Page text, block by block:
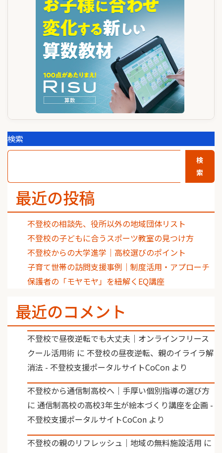
検索
検
索
最近の投稿
不登校の相談先、役所以外の地域団体リスト
不登校の子どもに合うスポーツ教室の見つけ方
不登校からの大学進学｜高校選びのポイント
子育て世帯の訪問支援事例｜制度活用・アプローチ
保護者の「モヤモヤ」を紐解くEQ講座
最近のコメント
不登校で昼夜逆転でも大丈夫｜オンラインフリース
クール活用術 に 不登校の昼夜逆転、親のイライラ解
消法 - 不登校支援ポータルサイトCoCon より
不登校から通信制高校へ｜手厚い個別指導の選び方
に 通信制高校の高校3年生が絵本づくり講座を企画 -
不登校支援ポータルサイトCoCon より
不登校の親のリフレッシュ｜地域の無料施設活用 に